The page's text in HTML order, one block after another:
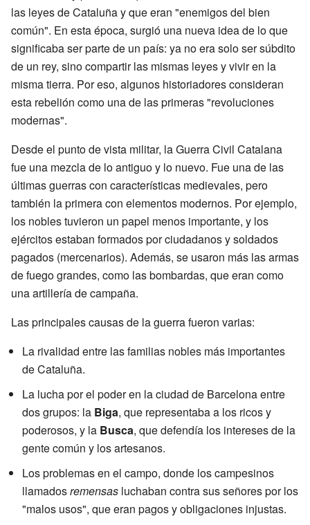
las leyes de Cataluña y que eran "enemigos del bien
común". En esta época, surgió una nueva idea de lo que
significaba ser parte de un país: ya no era solo ser súbdito
de un rey, sino compartir las mismas leyes y vivir en la
misma tierra. Por eso, algunos historiadores consideran
esta rebelión como una de las primeras "revoluciones
modernas".
Desde el punto de vista militar, la Guerra Civil Catalana
fue una mezcla de lo antiguo y lo nuevo. Fue una de las
últimas guerras con características medievales, pero
también la primera con elementos modernos. Por ejemplo,
los nobles tuvieron un papel menos importante, y los
ejércitos estaban formados por ciudadanos y soldados
pagados (mercenarios). Además, se usaron más las armas
de fuego grandes, como las bombardas, que eran como
una artillería de campaña.
Las principales causas de la guerra fueron varias:
La rivalidad entre las familias nobles más importantes
de Cataluña.
La lucha por el poder en la ciudad de Barcelona entre
dos grupos: la Biga, que representaba a los ricos y
poderosos, y la Busca, que defendía los intereses de la
gente común y los artesanos.
Los problemas en el campo, donde los campesinos
llamadosremensas luchaban contra sus señores por los
"malos usos", que eran pagos y obligaciones injustas.